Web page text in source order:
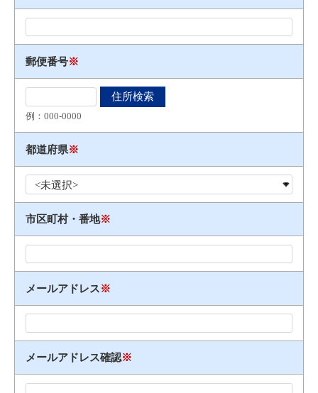
郵便番号※
例：000​-​0000
都道府県※
市区町村・番地※
メールアドレス※
メールアドレス確認※